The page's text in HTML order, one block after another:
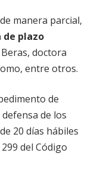
manera parcial,
plazo
doctora
entre otros.
de
de los
20 días hábiles
del Código